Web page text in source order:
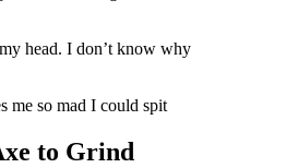
head. I don’t know why
me so mad I could spit
to Grind